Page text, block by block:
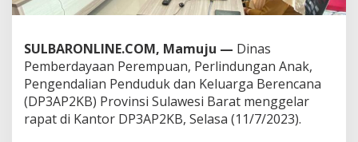
a
t
P
e
n
c
e
SULBARONLINE.COM, Mamuju — Dinas
Pemberdayaan Perempuan, Perlindungan Anak,
Pengendalian Penduduk dan Keluarga Berencana
(DP3AP2KB) Provinsi Sulawesi Barat menggelar
rapat di Kantor DP3AP2KB, Selasa (11/7/2023).